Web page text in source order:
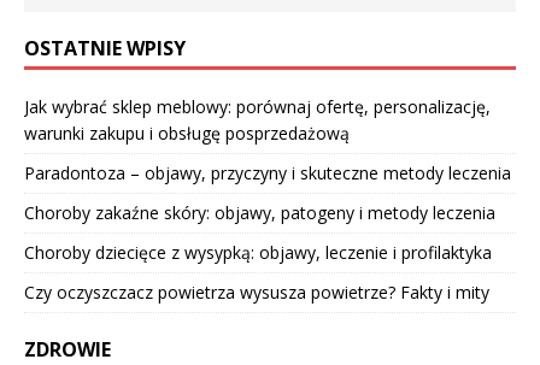
OSTATNIE WPISY
Jak wybrać sklep meblowy: porównaj ofertę, personalizację,
warunki zakupu i obsługę posprzedażową
Paradontoza – objawy, przyczyny i skuteczne metody leczenia
Choroby zakaźne skóry: objawy, patogeny i metody leczenia
Choroby dziecięce z wysypką: objawy, leczenie i profilaktyka
Czy oczyszczacz powietrza wysusza powietrze? Fakty i mity
ZDROWIE